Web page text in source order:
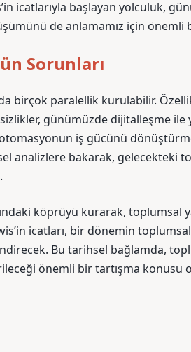
icatlarıyla başlayan yolculuk,
de anlamamız için önemli
Sorunları
birçok paralellik kurulabilir.
günümüzde dijitalleşme
iş gücünü
analizlere bakarak, gelecekteki
köprüyü kurarak, toplumsal
icatları, bir dönemin
Bu tarihsel bağlamda,
önemli bir tartışma konusu